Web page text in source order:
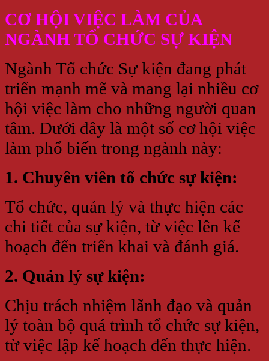
CƠ HỘI VIỆC LÀM CỦA
NGÀNH TỔ CHỨC SỰ KIỆN
Ngành Tổ chức Sự kiện đang phát
triển mạnh mẽ và mang lại nhiều cơ
hội việc làm cho những người quan
tâm. Dưới đây là một số cơ hội việc
làm phổ biến trong ngành này:
1. Chuyên viên tổ chức sự kiện:
Tổ chức, quản lý và thực hiện các
chi tiết của sự kiện, từ việc lên kế
hoạch đến triển khai và đánh giá.
2. Quản lý sự kiện:
Chịu trách nhiệm lãnh đạo và quản
lý toàn bộ quá trình tổ chức sự kiện,
từ việc lập kế hoạch đến thực hiện.